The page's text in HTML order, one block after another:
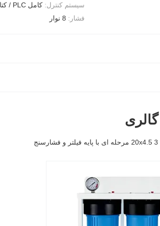
سیستم کنترل: کامل PLC / کتابچه راهنمای کاربر
فشار: 8 نوار
گالری